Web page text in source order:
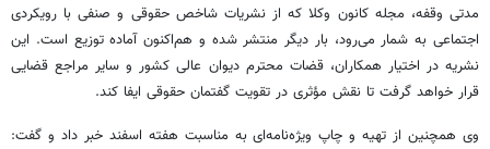
مدتی وقفه، مجله کانون وکلا که از نشریات شاخص حقوقی و صنفی با رویکردی
اجتماعی به شمار می‌رود، بار دیگر منتشر شده و هم‌اکنون آماده توزیع است. این
نشریه در اختیار همکاران، قضات محترم دیوان عالی کشور و سایر مراجع قضایی
قرار خواهد گرفت تا نقش مؤثری در تقویت گفتمان حقوقی ایفا کند.
وی همچنین از تهیه و چاپ ویژه‌نامه‌ای به مناسبت هفته اسفند خبر داد و گفت: